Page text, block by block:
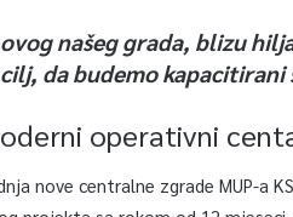
našeg grada, blizu
da budemo
operativni
nove centralne zgrade MUP-a